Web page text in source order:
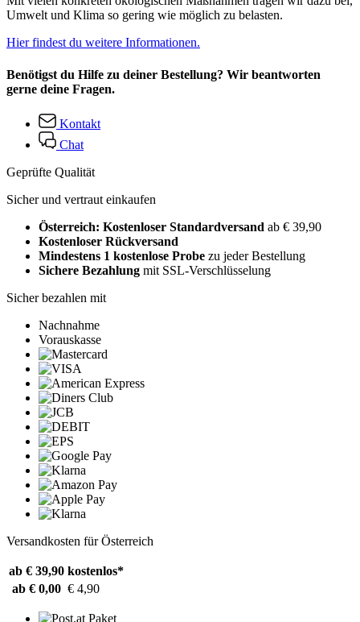
Umwelt und Klima so gering wie möglich zu belasten.
Hier findest du weitere Informationen.
Benötigst du Hilfe zu deiner Bestellung? Wir beantworten
gerne deine Fragen.
Kontakt
Chat
Geprüfte Qualität
Sicher und vertraut einkaufen
Österreich: Kostenloser Standardversand ab € 39,90
Kostenloser Rückversand
Mindestens 1 kostenlose Probe zu jeder Bestellung
Sichere Bezahlung mit SSL-Verschlüsselung
Sicher bezahlen mit
Nachnahme
Vorauskasse
Versandkosten für Österreich
ab € 39,90 kostenlos*
ab € 0,00 € 4,90